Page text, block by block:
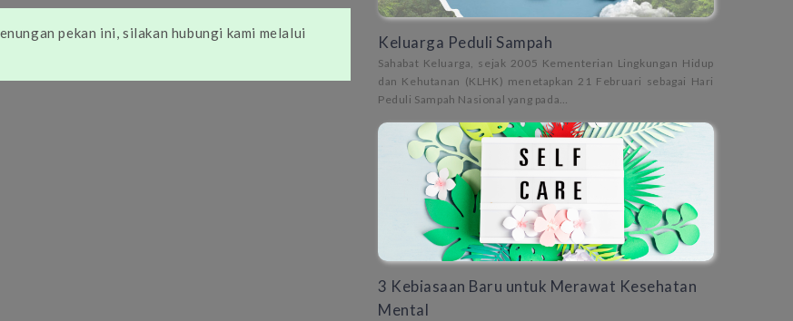
pekan ini, silakan hubungi kami melalui
Keluarga Peduli Sampah
Sahabat Keluarga, sejak 2005 Kementerian Lingkungan Hidup
dan Kehutanan (KLHK) menetapkan 21 Februari sebagai Hari
Peduli Sampah Nasional yang pada…
3 Kebiasaan Baru untuk Merawat Kesehatan
Mental